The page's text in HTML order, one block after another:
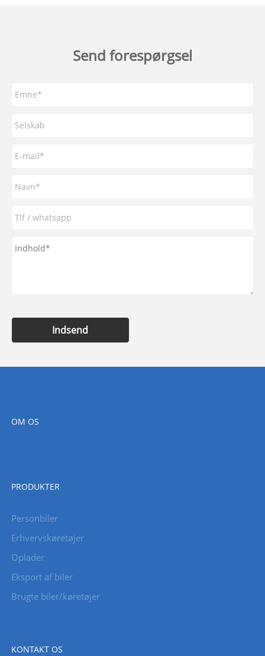
Send forespørgsel
Indsend
OM OS
PRODUKTER
Personbiler
Erhvervskøretøjer
Oplader
Eksport af biler
Brugte biler/køretøjer
KONTAKT OS